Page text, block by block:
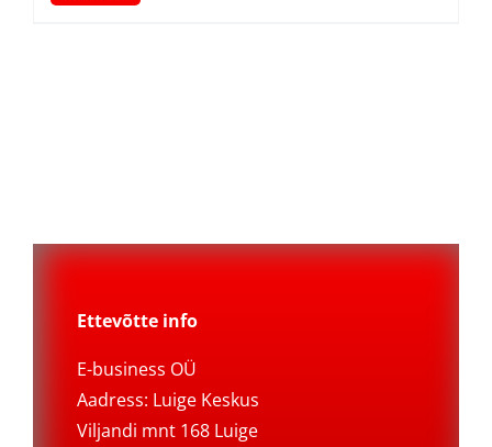
Ettevõtte info
E-business OÜ
Aadress: Luige Keskus
Viljandi mnt 168 Luige